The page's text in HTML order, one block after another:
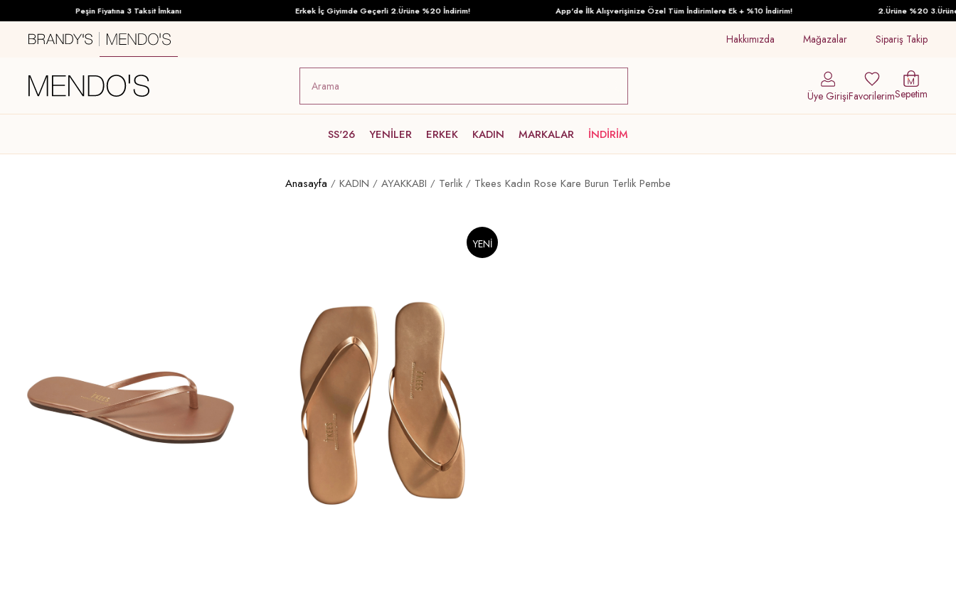
Peşin Fiyatına 3 Taksit İmkanı Erkek İç Giyimde Geçerli 2.Ürüne %20 İndirim! App'de İlk Alışverişinize Özel Tüm İndirimlere Ek + %10 İndirim! 2.Ürüne %20 3.Ürüne
Hakkımızda Mağazalar Sipariş Takip
Üye GirişiFavorilerimSepetim
SS'26 YENİLER ERKEK KADIN MARKALAR İNDİRİM
Anasayfa KADIN AYAKKABI Terlik Tkees Kadın Rose Kare Burun Terlik Pembe
YENI